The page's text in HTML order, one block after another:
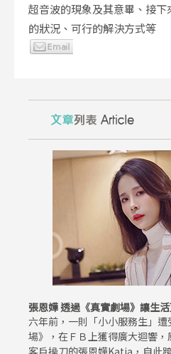
超音波的現象及其意畢、接
的狀況、可行的解決方式等
張恩嬅 透過《真實劇場》讓生
六年前，一則「小小服務生」
場》，在ＦＢ上獲得廣大迴響
客戶操刀的張恩嬅Katia，自此